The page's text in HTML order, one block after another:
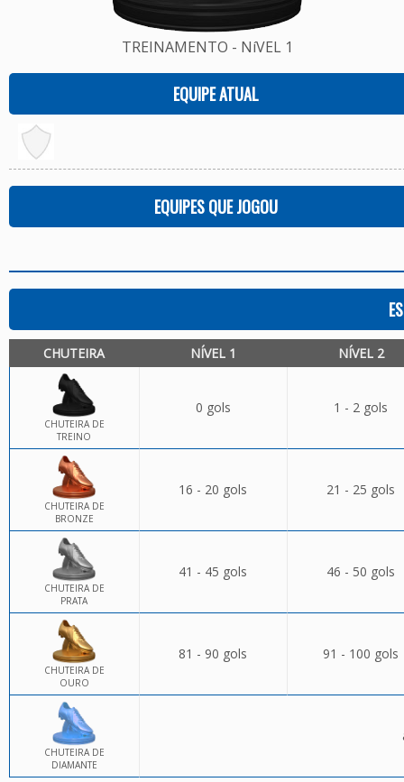
TREINAMENTO - NíVEL 1
EQUIPE ATUAL
EQUIPES QUE JOGOU
CHUTEIRA NÍVEL 1 NÍVEL 2
CHUTEIRA DE
TREINO
0 gols 1 - 2 gols
CHUTEIRA DE
BRONZE
16 - 20 gols 21 - 25 gols
CHUTEIRA DE
PRATA
41 - 45 gols 46 - 50 gols
CHUTEIRA DE
OURO
81 - 90 gols 91 - 100 gols
CHUTEIRA DE
DIAMANTE